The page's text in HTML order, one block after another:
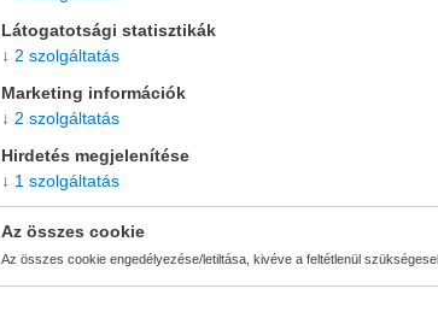
Miért regisztráljon
Látogatotsági statisztikák
2 szolgáltatás
Marketing információk
2 szolgáltatás
Hirdetés megjelenítése
1 szolgáltatás
Az összes cookie
Az összes cookie engedélyezése/letiltása, kivéve a feltétlenül